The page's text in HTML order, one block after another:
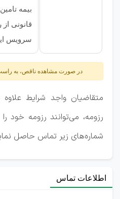
بیمه
قانونی از
سرویس
در صورت مشاهده ناقص، به
متقاضیان واجد شرایط
رزومه، می‌توانند رزومه خود
شماره‌های زیر تماس حاصل
اطلاعات تماس